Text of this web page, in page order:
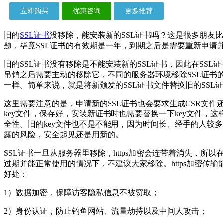
立即购买 优惠咨询 更多推荐
旧的SSL证书没移除，能安装新的SSL证书吗？这是很多朋友
题，毕竟SSL证书的有效期是一年，到期之后是需要重新申请
旧的SSL证书没有移除是不能安装新的SSL证书，因此在SSL
吊销之后需要主动的移除它，不同的服务器环境移除SSL证书
一样。简单来说，就是将新颁发的SSL证书文件替换旧的SSL
这里需要注意的是，申请新的SSL证书也会要求生成CSR文件
key文件，保存好，安装新证书时也需要替换一下key文件，这
全性。旧的key文件也不是不能用，因为时间长、经手的人较
露的风险，安全起见还是用新的。
SSL证书一旦从服务器里移除，https加密会连带着消失，所以
过期并能正常使用的情况下，不建议大家移除。https加密传输
好处：
1）数据加密，保障访客隐私信息不被窃取；
2）身份认证，防止钓鱼网站、流量劫持以及中间人攻击；